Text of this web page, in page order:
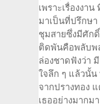
เพราะเรื่องงา
มาเป็นที่ปรึกษ
ชุมสายซึ่งมีศักดิ์
ติดพันคือพลับพ
ล่องชาดฟังว่า
ใจลึก ๆ แล้วนั้
จากปรางทอง
เธออย่างมากม